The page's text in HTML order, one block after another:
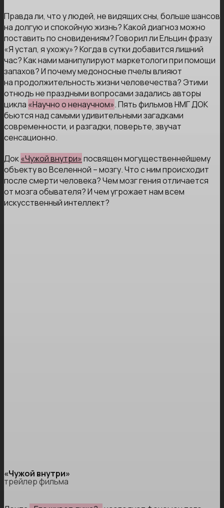
Правда ли, что у людей, не видящих сны, больше шансов
на долгую и спокойную жизнь? Какой диагноз можно
поставить по сновидениям? Говорил ли Ельцин фразу
«Я устал, я ухожу»? Когда в сутки добавится лишний
час? Как нами манипулируют маркетологи при помощи
запахов? И почему медоносные пчелы влияют
на продолжительность жизни человечества? Этими
отнюдь не праздными вопросами задались авторы
цикла «Научно о ненаучном». Пять фильмов НМГ ДОК
бьются над самыми удивительными загадками
современности, и разгадки, поверьте, звучат
сенсационно.
Док«Чужой внутри» посвящен могущественнейшему
объекту во Вселенной – мозгу. Что с ним происходит
после смерти человека? Чем мозг гения отличается
от мозга обывателя? И чем угрожает нам всем
искусственный интеллект?
«Чужой внутри»
трейлер фильма